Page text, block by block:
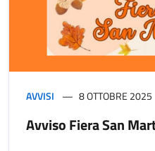
AVVISI 8 OTTOBRE 2025
Avviso Fiera San